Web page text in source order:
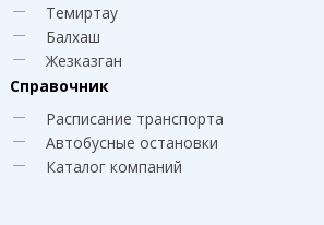
Темиртау
Балхаш
Жезказган
Справочник
Расписание транспорта
Автобусные остановки
Каталог компаний